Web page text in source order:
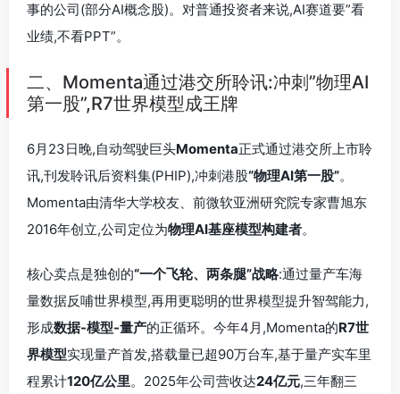
事的公司(部分AI概念股)。对普通投资者来说,AI赛道要”看
业绩,不看PPT”。
二、Momenta通过港交所聆讯:冲刺”物理AI
第一股”,R7世界模型成王牌
6月23日晚,自动驾驶巨头Momenta正式通过港交所上市聆
讯,刊发聆讯后资料集(PHIP),冲刺港股“物理AI第一股”。
Momenta由清华大学校友、前微软亚洲研究院专家曹旭东
2016年创立,公司定位为物理AI基座模型构建者。
核心卖点是独创的“一个飞轮、两条腿”战略:通过量产车海
量数据反哺世界模型,再用更聪明的世界模型提升智驾能力,
形成数据-模型-量产的正循环。今年4月,Momenta的R7世
界模型实现量产首发,搭载量已超90万台车,基于量产实车里
程累计120亿公里。2025年公司营收达24亿元,三年翻三